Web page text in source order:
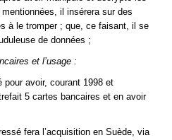
il insérera sur des
à le tromper ; que, ce faisant, il se
de données ;
et l’usage :
avoir, courant 1998 et
5 cartes bancaires et en avoir
fera l’acquisition en Suède, via